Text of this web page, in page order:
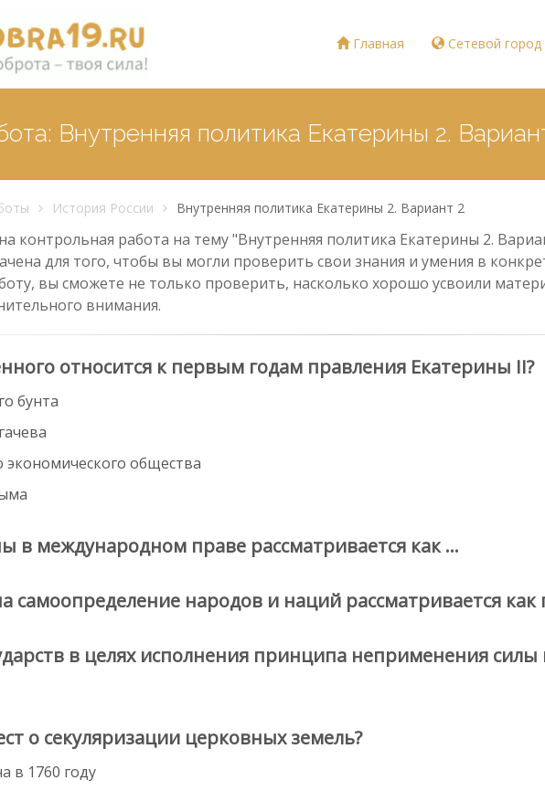
Главная Сетевой город
Внутренняя политика Екатерины 2.
История России Внутренняя политика Екатерины 2. Вариант 2
контрольная работа на тему "Внутренняя политика Екатерины 2.
для того, чтобы вы могли проверить свои знания и умения в
вы сможете не только проверить, насколько хорошо усвоили
внимания.
относится к первым годам правления Екатерины II?
бунта
общества
в международном праве рассматривается как …
самоопределение народов и наций рассматривается как
в целях исполнения принципа неприменения
о секуляризации церковных земель?
в 1760 году